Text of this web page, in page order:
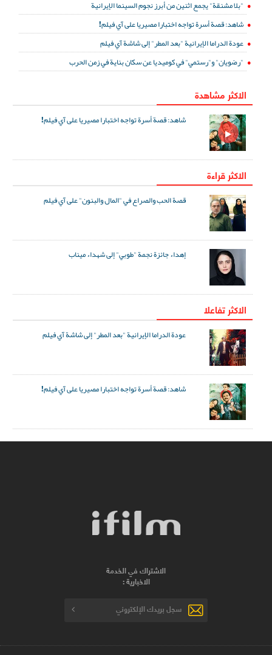
"بلا مشنقة" يجمع اثنين من أبرز نجوم السينما الإيرانية
شاهد: قصة أسرة تواجه اختبارا مصيريا على آي فيلم!
عودة الدراما الإيرانية "بعد المطر" إلى شاشة آي فيلم
"رضويان" و"رستمي" في كوميديا عن سكان بناية في زمن الحرب
الاكثر مشاهدة
شاهد: قصة أسرة تواجه اختبارا مصيريا على آي فيلم!
الاكثر قراءة
قصة الحب والصراع في "المال والبنون" على آي فيلم
إهداء جائزة نجمة "طوبي" إلى شهداء ميناب
الاکثر تفاعلا
عودة الدراما الإيرانية "بعد المطر" إلى شاشة آي فيلم
شاهد: قصة أسرة تواجه اختبارا مصيريا على آي فيلم!
الاشتراك في الخدمة
الاخبارية :